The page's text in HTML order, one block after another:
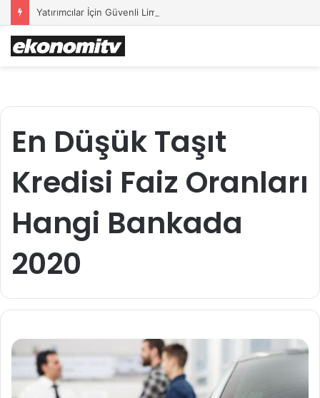
Yatırımcılar İçin Güvenli Liman: Altın Hâlâ İlk Sırada mı?
En Düşük Taşıt
Kredisi Faiz Oranları
Hangi Bankada
2020